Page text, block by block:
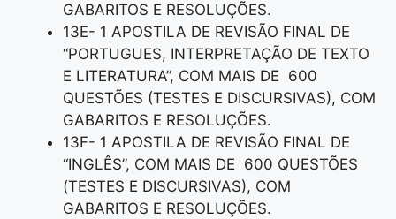
GABARITOS E RESOLUÇÕES.
13E- 1 APOSTILA DE REVISÃO FINAL DE
“PORTUGUES, INTERPRETAÇÃO DE TEXTO
E LITERATURA”, COM MAIS DE 600
QUESTÕES (TESTES E DISCURSIVAS), COM
GABARITOS E RESOLUÇÕES.
13F- 1 APOSTILA DE REVISÃO FINAL DE
“INGLÊS”, COM MAIS DE 600 QUESTÕES
(TESTES E DISCURSIVAS), COM
GABARITOS E RESOLUÇÕES.